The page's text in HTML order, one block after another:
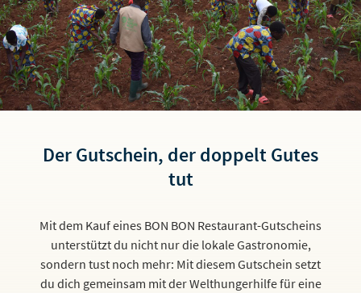
Der Gutschein, der doppelt Gutes
tut
Mit dem Kauf eines BON BON Restaurant-Gutscheins
unterstützt du nicht nur die lokale Gastronomie,
sondern tust noch mehr: Mit diesem Gutschein setzt
du dich gemeinsam mit der Welthungerhilfe für eine